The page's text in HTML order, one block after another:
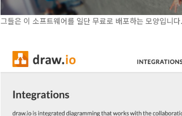
그들은 이 소프트웨어를 일단 무료로 배포하는 모양입